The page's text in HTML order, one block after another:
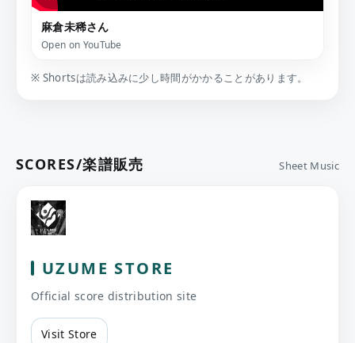
麻倉未稀さん
Open on YouTube
※ Shortsは読み込みに少し時間がかかることがあります。
SCORES/楽譜販売 Sheet Music
UZUME STORE
Official score distribution site
Visit Store